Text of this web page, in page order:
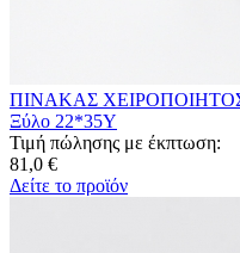
ΠΙΝΑΚΑΣ
Ξύλο 22*35Υ
Τιμή πώλησης με έκπτωση:
81,0 €
Δείτε το προϊόν